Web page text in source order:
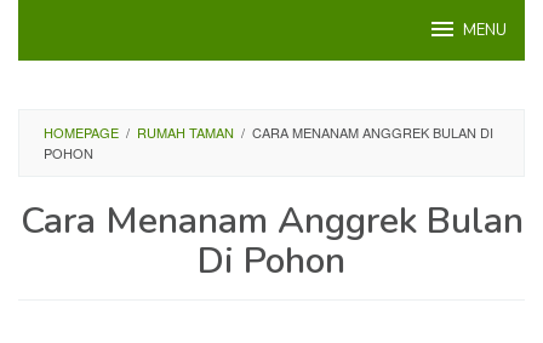
MENU
HOMEPAGE / RUMAH TAMAN / CARA MENANAM ANGGREK BULAN DI
POHON
Cara Menanam Anggrek Bulan
Di Pohon